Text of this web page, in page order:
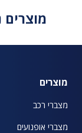
מוצרים
מוצרים
מצברי רכב
מצברי אופנועים